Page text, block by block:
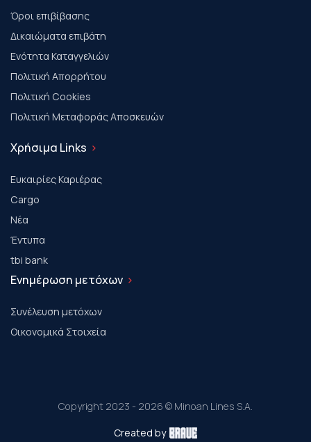
Όροι επιβίβασης
Δικαιώματα επιβάτη
Ενότητα Καταγγελιών
Πολιτική Απορρήτου
Πολιτική Cookies
Πολιτική Μεταφοράς Αποσκευών
Χρήσιμα Links
Ευκαιρίες Καριέρας
Cargo
Νέα
Έντυπα
tbi bank
Ενημέρωση μετόχων
Συνέλευση μετόχων
Οικονομικά Στοιχεία
Copyright 2023 - 2026 © Minoan Lines S.A.
Created by